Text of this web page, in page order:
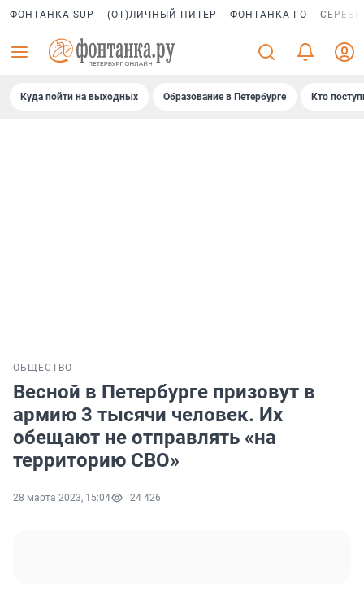
ФОНТАНКА SUP (ОТ)ЛИЧНЫЙ ПИТЕР ФОНТАНКА ГО
Куда пойти на выходных Образование в Петербурге Кто
ОБЩЕСТВО
Весной в Петербурге призовут в
армию 3 тысячи человек. Их
обещают не отправлять «на
территорию СВО»
28 марта 2023, 15:04 24 426